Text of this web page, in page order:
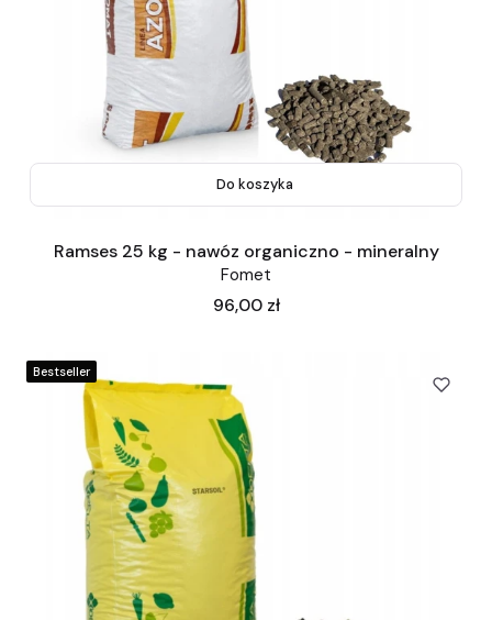
Do koszyka
Ramses 25 kg - nawóz organiczno - mineralny
Fomet
Cena
96,00 zł
Bestseller